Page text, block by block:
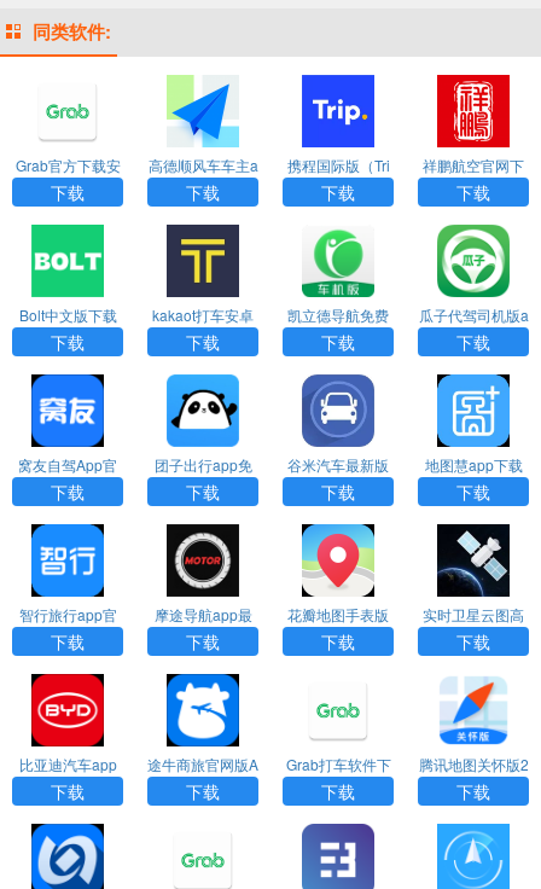
同类软件:
Grab官方下载安
卓版app
下载
高德顺风车车主a
pp官方版最新版
下载
携程国际版（Tri
p.com）app
下载
祥鹏航空官网下
载app
下载
Bolt中文版下载
下载
kakaot打车安卓
下载
下载
凯立德导航免费
车机版2024最新
版
下载
瓜子代驾司机版a
pp下载
下载
窝友自驾App官
方2025最新版下
载
下载
团子出行app免
费下载
下载
谷米汽车最新版
本下载
下载
地图慧app下载
下载
智行旅行app官
方免费下载
下载
摩途导航app最
新版下载
下载
花瓣地图手表版
下载
下载
实时卫星云图高
清版
下载
比亚迪汽车app
下载最新版本
下载
途牛商旅官网版A
pp下载
下载
Grab打车软件下
载
下载
腾讯地图关怀版2
025安卓版下载
下载